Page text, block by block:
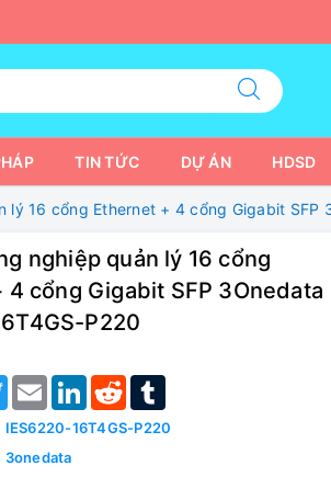
TIN TỨC DỰ ÁN HDSD
lý 16 cổng Ethernet + 4 cổng Gigabit SFP
nghiệp quản lý 16 cổng
4 cổng Gigabit SFP 3Onedata
P220
TwitterEmail LinkedIn
Reddit
IES6220-16T4GS-P220
3onedata